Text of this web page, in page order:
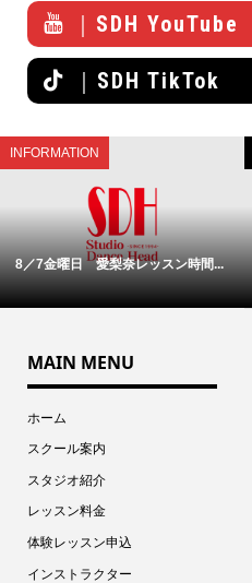
｜SDH YouTube
｜SDH TikTok
INFORMATION
8／7金曜日 愛梨奈レッスン時間...
MAIN MENU
ホーム
スクール案内
スタジオ紹介
レッスン料金
体験レッスン申込
インストラクター